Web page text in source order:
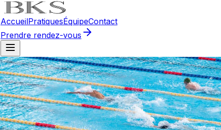
AccueilPratiquesÉquipeContact
Prendre rendez-vous